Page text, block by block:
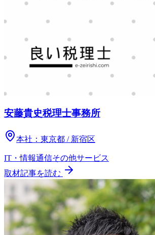
安藤貴史税理士事務所
本社： 東京都 / 新宿区
IT・情報通信その他サービス
取材記事を読む